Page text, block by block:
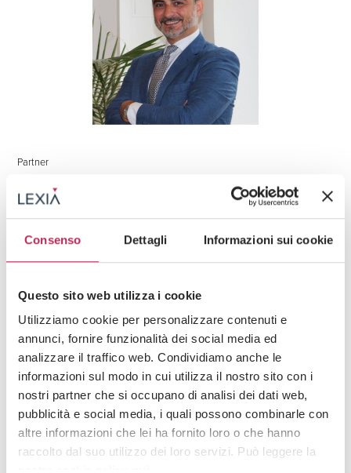
Consenso Dettagli Informazioni sui cookie
Questo sito web utilizza i cookie
Utilizziamo cookie per personalizzare contenuti e
annunci, fornire funzionalità dei social media ed
analizzare il traffico web. Condividiamo anche le
informazioni sul modo in cui utilizza il nostro sito con i
nostri partner che si occupano di analisi dei dati web,
pubblicità e social media, i quali possono combinarle con
altre informazioni che lei ha fornito loro o che hanno
raccolto dal suo utilizzo dei loro servizi. Può leggere la
Partner
Cristian Fischetti
(+39) 02 3663 8610
cristian.fischetti@lexia.it